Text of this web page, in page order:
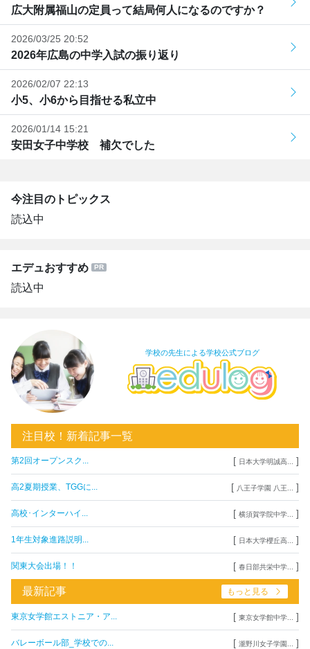
広大附属福山の定員って結局何人になるのですか？
2026/03/25 20:52
2026年広島の中学入試の振り返り
2026/02/07 22:13
小5、小6から目指せる私立中
2026/01/14 15:21
安田女子中学校 補欠でした
今注目のトピックス
読込中
エデュおすすめ
読込中
学校の先生による学校公式ブログ
注目校！新着記事一覧
第2回オープンスク... [ 日本大学明誠高... ]
高2夏期授業、TGGに... [ 八王子学園 八王... ]
高校･インターハイ... [ 横須賀学院中学... ]
1年生対象進路説明... [ 日本大学櫻丘高... ]
関東大会出場！！ [ 春日部共栄中学... ]
最新記事 もっと見る
東京女学館エストニア・ア... [ 東京女学館中学... ]
バレーボール部_学校での... [ 瀧野川女子学園... ]